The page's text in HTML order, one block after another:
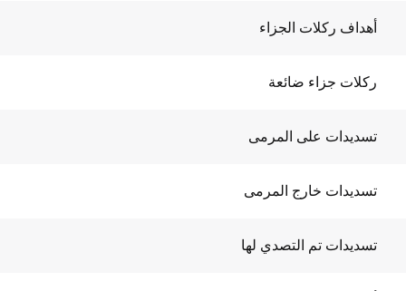
أهداف ركلات الجزاء
ركلات جزاء ضائعة
تسديدات على المرمى
تسديدات خارج المرمى
تسديدات تم التصدي لها